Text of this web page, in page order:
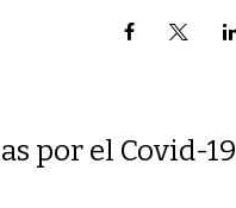
por el Covid-19